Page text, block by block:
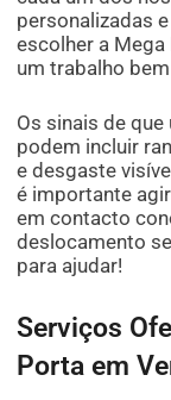
personalizadas
escolher a
um trabalho
Os sinais de
podem incluir
e desgaste
é importante
em contacto
deslocamento
para ajudar!
Serviços
Porta em